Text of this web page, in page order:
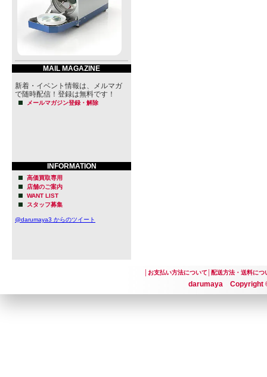
MAIL MAGAZINE
新着・イベント情報は、メルマガ
で随時配信！登録は無料です！
メールマガジン登録・解除
INFORMATION
高価買取専用
店舗のご案内
WANT LIST
スタッフ募集
@darumaya3 からのツイート
お支払い方法について│ 配送方法・送料につ
darumaya Copyright